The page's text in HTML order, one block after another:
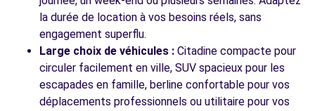
la durée de location à vos besoins réels, sans
engagement superflu.
Large choix de véhicules : Citadine compacte pour
circuler facilement en ville, SUV spacieux pour les
escapades en famille, berline confortable pour vos
déplacements professionnels ou utilitaire pour vos